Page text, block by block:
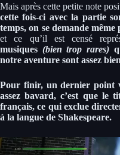
Mais après cette petite note
cette fois-ci avec la partie
temps, on se demande
et ce qu’il est censé
musiques (bien trop rares)
notre aventure sont assez
Pour finir, un dernier point
assez bavard, c’est que le
français, ce qui exclue
à la langue de Shakespeare.